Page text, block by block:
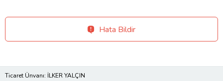
Hata Bildir
Ticaret Ünvanı: İLKER YALÇIN